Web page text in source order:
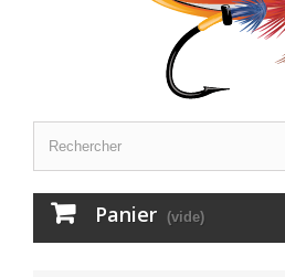
Panier (vide)